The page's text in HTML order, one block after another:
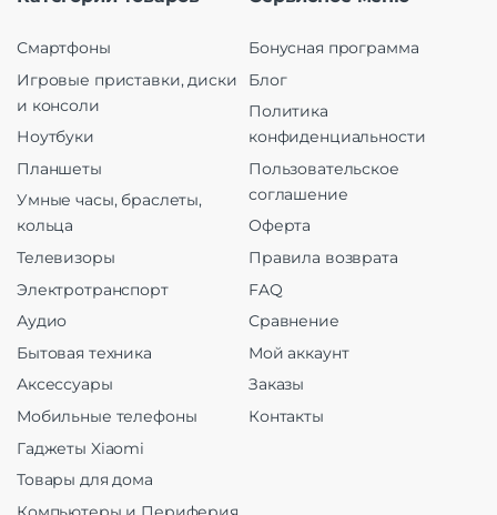
Смартфоны
Игровые приставки, диски
и консоли
Ноутбуки
Планшеты
Умные часы, браслеты,
кольца
Телевизоры
Электротранспорт
Аудио
Бытовая техника
Аксессуары
Мобильные телефоны
Гаджеты Xiaomi
Товары для дома
Бонусная программа
Блог
Политика
конфиденциальности
Пользовательское
соглашение
Оферта
Правила возврата
FAQ
Сравнение
Мой аккаунт
Заказы
Контакты